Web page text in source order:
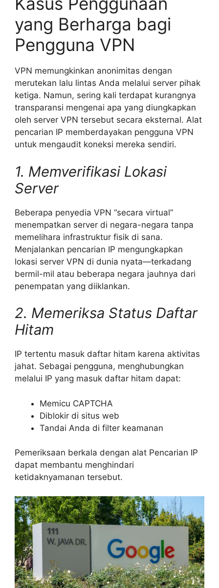
yang Berharga bagi
Pengguna VPN
VPN memungkinkan anonimitas dengan
merutekan lalu lintas Anda melalui server pihak
ketiga. Namun, sering kali terdapat kurangnya
transparansi mengenai apa yang diungkapkan
oleh server VPN tersebut secara eksternal. Alat
pencarian IP memberdayakan pengguna VPN
untuk mengaudit koneksi mereka sendiri.
1. Memverifikasi Lokasi
Server
Beberapa penyedia VPN “secara virtual”
menempatkan server di negara-negara tanpa
memelihara infrastruktur fisik di sana.
Menjalankan pencarian IP mengungkapkan
lokasi server VPN di dunia nyata—terkadang
bermil-mil atau beberapa negara jauhnya dari
penempatan yang diiklankan.
2. Memeriksa Status Daftar
Hitam
IP tertentu masuk daftar hitam karena aktivitas
jahat. Sebagai pengguna, menghubungkan
melalui IP yang masuk daftar hitam dapat:
Memicu CAPTCHA
Diblokir di situs web
Tandai Anda di filter keamanan
Pemeriksaan berkala dengan alat Pencarian IP
dapat membantu menghindari
ketidaknyamanan tersebut.